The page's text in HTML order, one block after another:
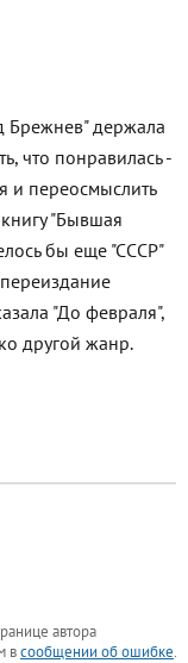
Брежнев" держала
что понравилась -
и переосмыслить
"Бывшая
бы еще "СССР"
"До февраля",
другой жанр.
автора
всообщении об ошибке.